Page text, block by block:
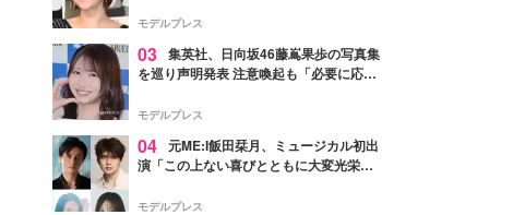
モデルプレス
03 集英社、日向坂46藤嶌果歩の写真集
を巡り声明発表 注意喚起も「必要に応じ
モデルプレス
04 元ME:I飯田栞月、ミュージカル初出
演「この上ない喜びとともに大変光栄」
ャスト発表
モデルプレス